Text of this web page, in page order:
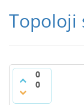
Topoloji
0
0